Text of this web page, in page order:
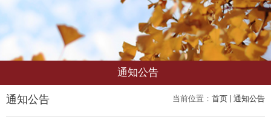
通知公告
当前位置： 首页 通知公告
通知公告